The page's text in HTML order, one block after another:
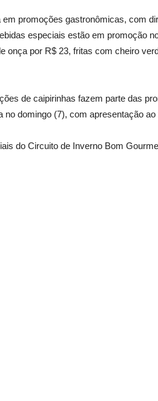
promoções gastronômicas, com
especiais estão em promoção
onça por R$ 23, fritas com cheiro
de caipirinhas fazem parte das
domingo (7), com apresentação
do Circuito de Inverno Bom